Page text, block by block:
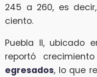
245 a 260, es
ciento.
Puebla II, ubicado
reportó
egresados, lo que